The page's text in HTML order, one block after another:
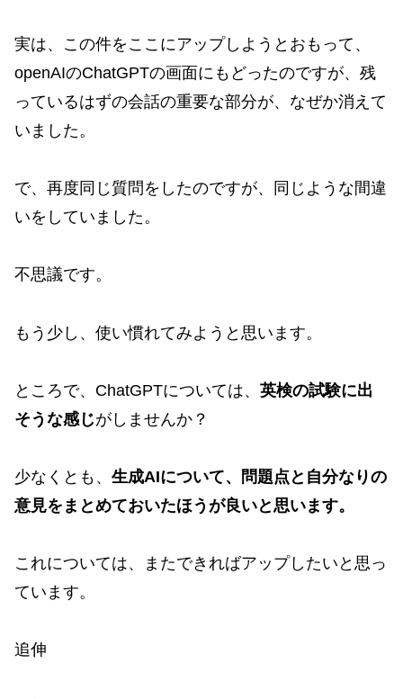
実は、この件をここにアップしようとおもって、
openAIのChatGPTの画面にもどったのですが、残
っているはずの会話の重要な部分が、なぜか消えて
いました。
で、再度同じ質問をしたのですが、同じような間違
いをしていました。
不思議です。
もう少し、使い慣れてみようと思います。
ところで、ChatGPTについては、 英検の試験に出
そうな感じがしませんか？
少なくとも、 生成AIについて、問題点と自分なりの
意見をまとめておいたほうが良いと思います。
これについては、またできればアップしたいと思っ
ています。
追伸